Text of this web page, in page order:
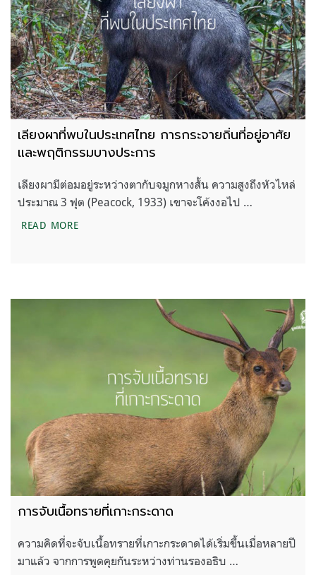
เลียงผาที่พบในประเทศไทย การกระจายถิ่นที่อยู่อาศัย
และพฤติกรรมบางประการ
เลียงผามีต่อมอยู่ระหว่างตากับจมูกหางสั้น ความสูงถึงหัวไหล่
ประมาณ 3 ฟุต (Peacock, 1933) เขาจะโค้งงอไป …
READ MOREเลียงผาที่พบในประเทศไทย การกระจายถิ่นที่อยู่อาศัย
การจับเนื้อทรายที่เกาะกระดาด
ความคิดที่จะจับเนื้อทรายที่เกาะกระดาดได้เริ่มขึ้นเมื่อหลายปี
มาแล้ว จากการพูดคุยกันระหว่างท่านรองอธิบ …